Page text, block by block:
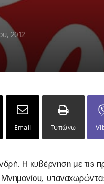
2012
Email Τυπώνω
Η κυβέρνηση με τις